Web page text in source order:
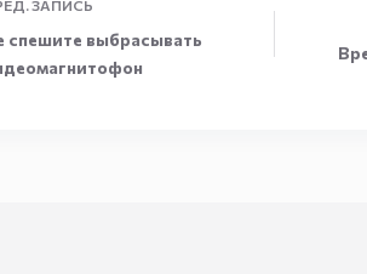
ЗАПИСЬ
спешите выбрасывать